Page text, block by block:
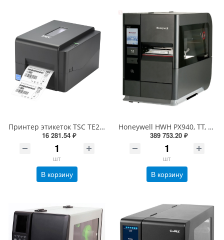
Принтер этикеток TSC TE200 (термотрансферный, 203dpi, 99-065A101-R0LF05, 99-065A101-R0LF00)
16 281.54 ₽
шт
В корзину
Honeywell HWH PX940, TT, 300dpi, Bt, верификатор, Eth, вн. намотчик, отделитель, датчик наличия этикетки, RTC (PX940V30100060300)
389 753.20 ₽
шт
В корзину